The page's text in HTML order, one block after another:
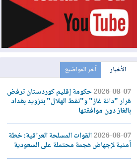
الأخبار آخر المواضيع
2026-08-07حكومة إقليم كوردستان ترفض
قرار "دانة غاز" و"نفط الهلال" بتزويد بغداد
بالغاز دون موافقتها
2026-08-07القوات المسلحة العراقية: خطة
أمنية لإجهاض هجمة محتملة على السعودية